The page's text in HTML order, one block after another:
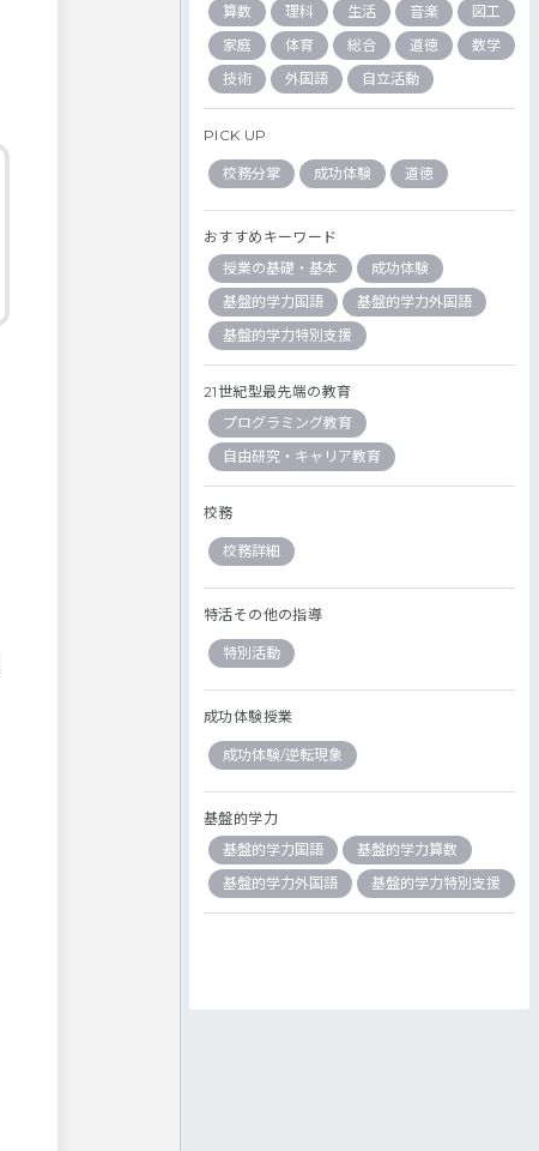
算数
理科 生活 音楽
図工
家庭
体育 総合 道徳
数学
技術
外国語 自立活動
PICK UP
校務分掌 成功体験 道徳
おすすめキーワード
授業の基礎・基本
成功体験
基盤的学力国語
基盤的学力外国語
基盤的学力特別支援
21世紀型最先端の教育
プログラミング教育
自由研究・キャリア教育
校務
校務詳細
特活その他の指導
特別活動
成功体験授業
成功体験/逆転現象
基盤的学力
基盤的学力国語
基盤的学力算数
基盤的学力外国語
基盤的学力特別支援